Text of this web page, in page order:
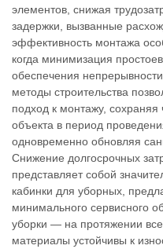
элементов, снижая
задержки, вызванные
эффективность монтажа
когда минимизация
обеспечения
методы строительства
подход к монтажу, сохраняя
объекта в период
одновременно обновляя
Снижение долгосрочных
представляет собой
кабинки для уборных,
минимального сервисного
уборки — на протяжении
материалы устойчивы к